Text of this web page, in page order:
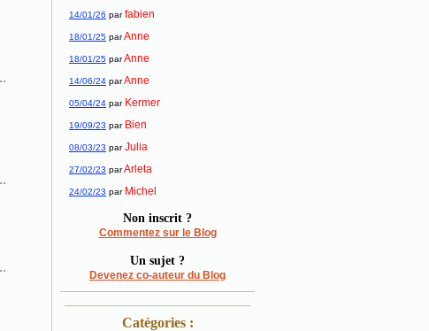
14/01/26 par fabien
18/01/25 parAnne
18/01/25 parAnne
14/06/24 parAnne
05/04/24 par Kermer
19/09/23 par Bien
08/03/23 par Julia
27/02/23 parArleta
24/02/23 par Michel
Non inscrit ?
Commentez sur le Blog
Un sujet ?
Devenez co-auteur du Blog
Catégories :